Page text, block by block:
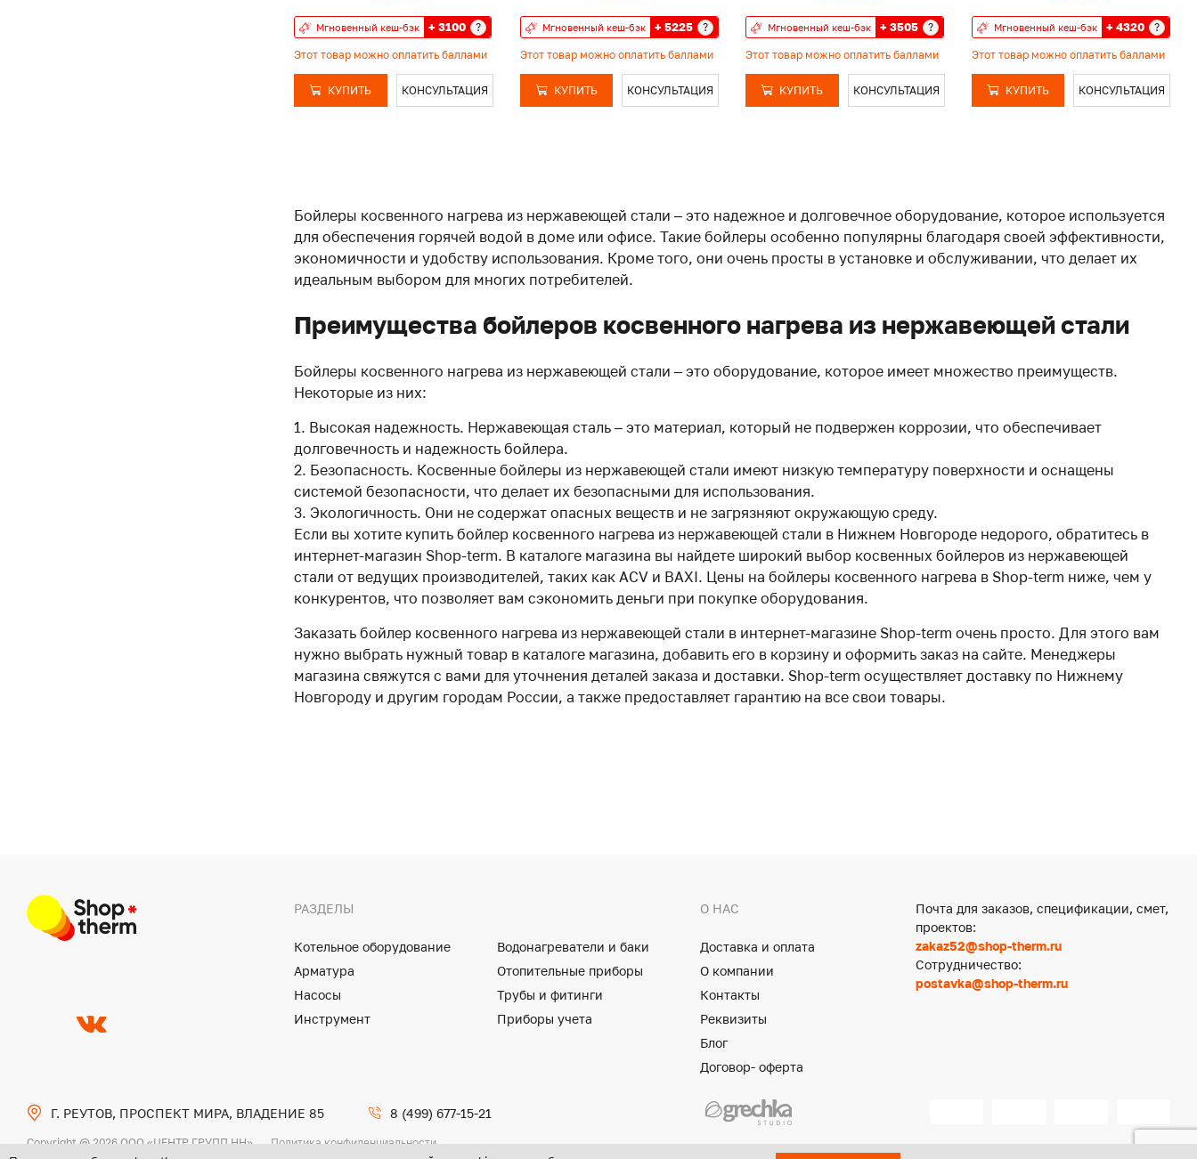
Мгновенный кеш-бэк + 3100 ?
Этот товар можно оплатить баллами
КУПИТЬ КОНСУЛЬТАЦИЯ
Мгновенный кеш-бэк + 5225 ?
Этот товар можно оплатить баллами
КУПИТЬ КОНСУЛЬТАЦИЯ
Мгновенный кеш-бэк + 3505 ?
Этот товар можно оплатить баллами
КУПИТЬ КОНСУЛЬТАЦИЯ
Мгновенный кеш-бэк + 4320 ?
Этот товар можно оплатить баллами
КУПИТЬ КОНСУЛЬТАЦИЯ
Бойлеры косвенного нагрева из нержавеющей стали – это надежное и долговечное оборудование, которое используется
для обеспечения горячей водой в доме или офисе. Такие бойлеры особенно популярны благодаря своей эффективности,
экономичности и удобству использования. Кроме того, они очень просты в установке и обслуживании, что делает их
идеальным выбором для многих потребителей.
Преимущества бойлеров косвенного нагрева из нержавеющей стали
Бойлеры косвенного нагрева из нержавеющей стали – это оборудование, которое имеет множество преимуществ.
Некоторые из них:
Высокая надежность. Нержавеющая сталь – это материал, который не подвержен коррозии, что обеспечивает
долговечность и надежность бойлера.
Безопасность. Косвенные бойлеры из нержавеющей стали имеют низкую температуру поверхности и оснащены
системой безопасности, что делает их безопасными для использования.
Экологичность. Они не содержат опасных веществ и не загрязняют окружающую среду.
Если вы хотите купить бойлер косвенного нагрева из нержавеющей стали в Нижнем Новгороде недорого, обратитесь в
интернет-магазин Shop-term. В каталоге магазина вы найдете широкий выбор косвенных бойлеров из нержавеющей
стали от ведущих производителей, таких как ACV и BAXI. Цены на бойлеры косвенного нагрева в Shop-term ниже, чем у
конкурентов, что позволяет вам сэкономить деньги при покупке оборудования.
Заказать бойлер косвенного нагрева из нержавеющей стали в интернет-магазине Shop-term очень просто. Для этого вам
нужно выбрать нужный товар в каталоге магазина, добавить его в корзину и оформить заказ на сайте. Менеджеры
магазина свяжутся с вами для уточнения деталей заказа и доставки. Shop-term осуществляет доставку по Нижнему
Новгороду и другим городам России, а также предоставляет гарантию на все свои товары.
РАЗДЕЛЫ
Котельное оборудование
Водонагреватели и баки
Арматура
Отопительные приборы
Насосы
Трубы и фитинги
Инструмент
Приборы учета
О НАС
Доставка и оплата
О компании
Контакты
Реквизиты
Блог
Договор- оферта
Почта для заказов, спецификации, смет,
проектов:
zakaz52@shop-therm.ru
Сотрудничество:
postavka@shop-therm.ru
Г. РЕУТОВ, ПРОСПЕКТ МИРА, ВЛАДЕНИЕ 85 8 (499) 677-15-21
Copyright @ 2026 ООО «ЦЕНТР ГРУПП НН» Политика конфиденциальности